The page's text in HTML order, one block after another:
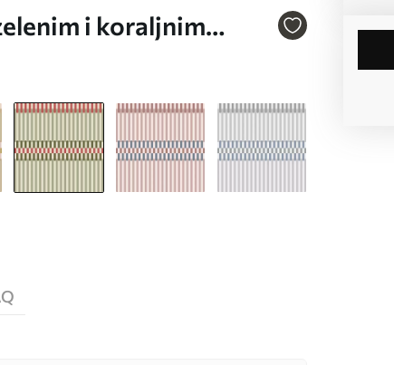
i koraljnim